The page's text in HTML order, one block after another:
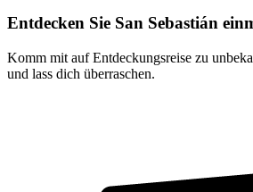
Entdecken Sie San Sebastián
Komm mit auf Entdeckungsreise zu
und lass dich überraschen.